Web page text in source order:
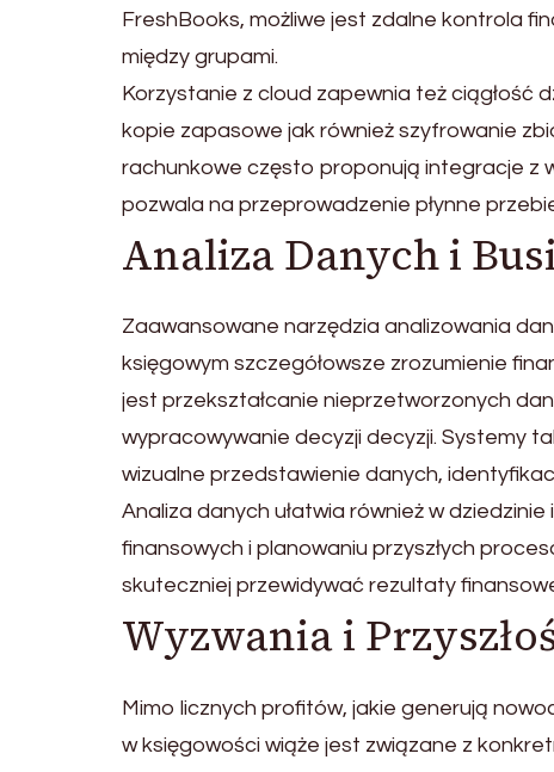
FreshBooks, możliwe jest zdalne kontrola
między grupami.
Korzystanie z cloud zapewnia też ciągłość
kopie zapasowe jak również szyfrowanie
rachunkowe często proponują integracje z
pozwala na przeprowadzenie płynne
Analiza Danych i
Zaawansowane narzędzia analizowania
księgowym szczegółowsze zrozumienie
jest przekształcanie nieprzetworzonych
wypracowywanie decyzji decyzji. Systemy
wizualne przedstawienie danych,
Analiza danych ułatwia również w
finansowych i planowaniu przyszłych
skuteczniej przewidywać rezultaty
Wyzwania i
Mimo licznych profitów, jakie generują
w księgowości wiąże jest związane z